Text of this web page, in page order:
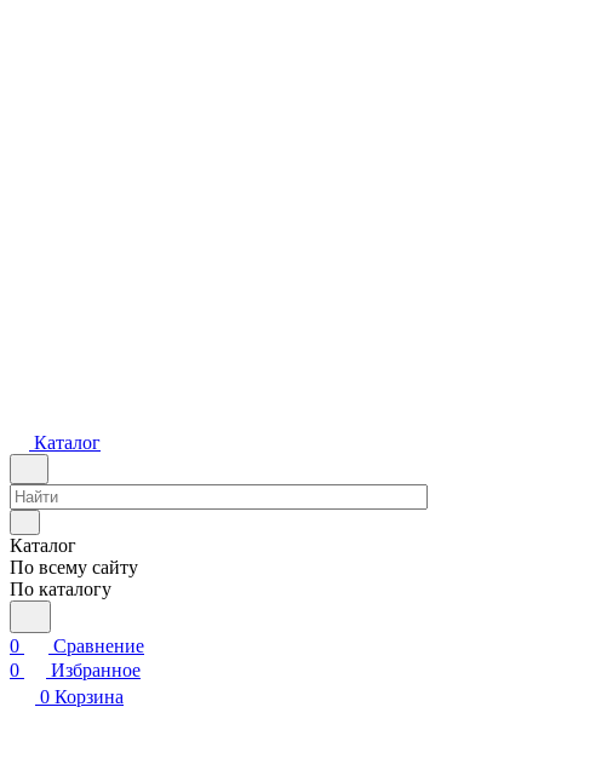
Каталог
Каталог
По всему сайту
По каталогу
0
Сравнение
0
Избранное
0 Корзина